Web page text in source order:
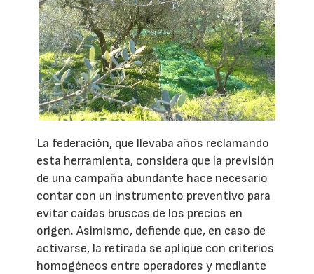
La federación, que llevaba años reclamando
esta herramienta, considera que la previsión
de una campaña abundante hace necesario
contar con un instrumento preventivo para
evitar caídas bruscas de los precios en
origen. Asimismo, defiende que, en caso de
activarse, la retirada se aplique con criterios
homogéneos entre operadores y mediante